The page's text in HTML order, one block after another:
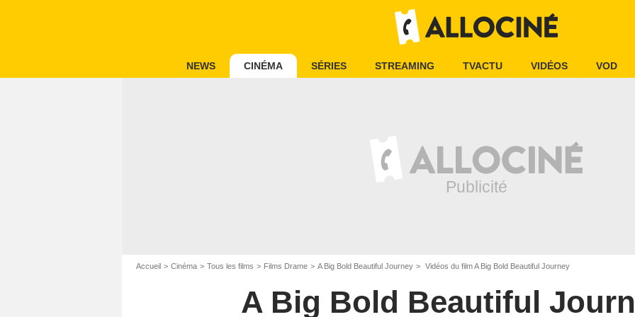
NEWS CINÉMA SÉRIES STREAMING TVACTU VIDÉOS VOD
Accueil Cinéma Tous les films Films Drame A Big Bold Beautiful Journey Vidéos du film A Big Bold Beautiful Journey
A Big Bold Beautiful